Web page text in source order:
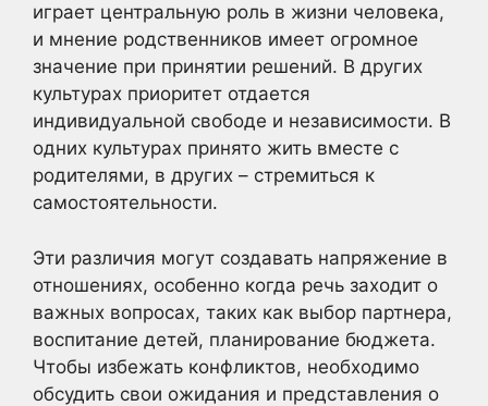
играет центральную роль в жизни человека,
и мнение родственников имеет огромное
значение при принятии решений. В других
культурах приоритет отдается
индивидуальной свободе и независимости. В
одних культурах принято жить вместе с
родителями, в других – стремиться к
самостоятельности.
Эти различия могут создавать напряжение в
отношениях, особенно когда речь заходит о
важных вопросах, таких как выбор партнера,
воспитание детей, планирование бюджета.
Чтобы избежать конфликтов, необходимо
обсудить свои ожидания и представления о